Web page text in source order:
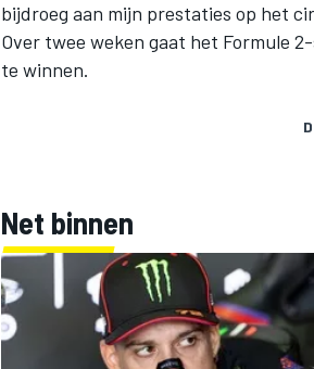
bijdroeg aan mijn prestaties op het
Over twee weken gaat het Formule
te winnen.
Net binnen